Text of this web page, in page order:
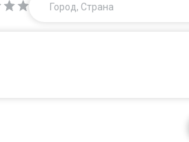
Город, Страна